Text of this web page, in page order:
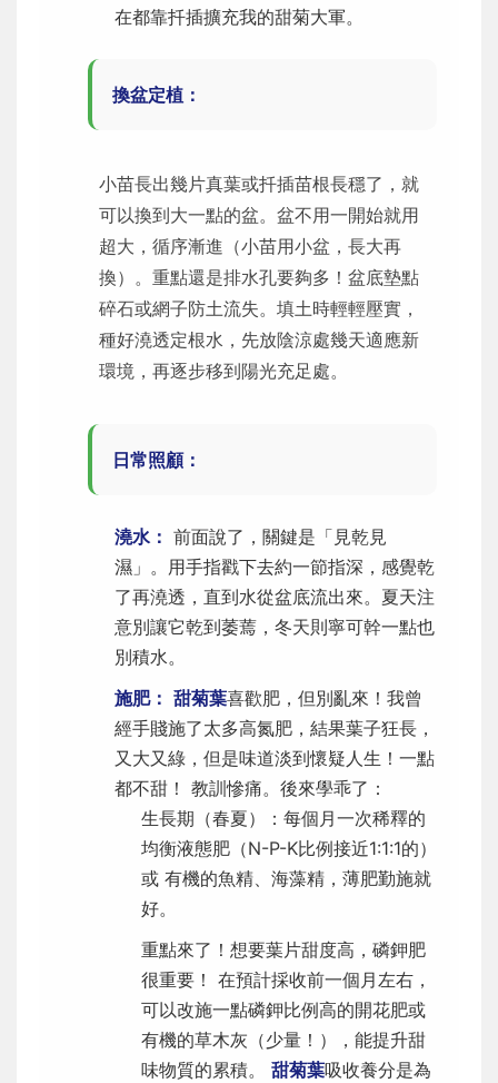
在都靠扦插擴充我的甜菊大軍。
換盆定植：
小苗長出幾片真葉或扦插苗根長穩了，就
可以換到大一點的盆。盆不用一開始就用
超大，循序漸進（小苗用小盆，長大再
換）。重點還是排水孔要夠多！盆底墊點
碎石或網子防土流失。填土時輕輕壓實，
種好澆透定根水，先放陰涼處幾天適應新
環境，再逐步移到陽光充足處。
日常照顧：
澆水： 前面說了，關鍵是「見乾見
濕」。用手指戳下去約一節指深，感覺乾
了再澆透，直到水從盆底流出來。夏天注
意別讓它乾到萎蔫，冬天則寧可幹一點也
別積水。
施肥： 甜菊葉喜歡肥，但別亂來！我曾
經手賤施了太多高氮肥，結果葉子狂長，
又大又綠，但是味道淡到懷疑人生！一點
都不甜！ 教訓慘痛。後來學乖了：
生長期（春夏）：每個月一次稀釋的
均衡液態肥（N-P-K比例接近1:1:1的）
或 有機的魚精、海藻精，薄肥勤施就
好。
重點來了！想要葉片甜度高，磷鉀肥
很重要！ 在預計採收前一個月左右，
可以改施一點磷鉀比例高的開花肥或
有機的草木灰（少量！），能提升甜
味物質的累積。 甜菊葉吸收養分是為